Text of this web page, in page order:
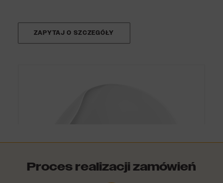
ZAPYTAJ O SZCZEGÓŁY
Proces realizacji zamówień